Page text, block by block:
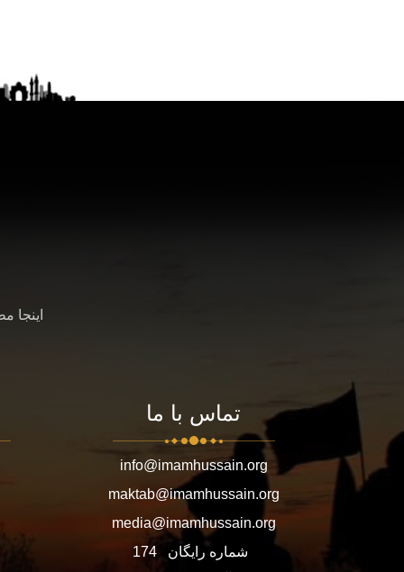
تماس با ما
info@imamhussain.org
maktab@imamhussain.org
media@imamhussain.org
شماره رایگان
174